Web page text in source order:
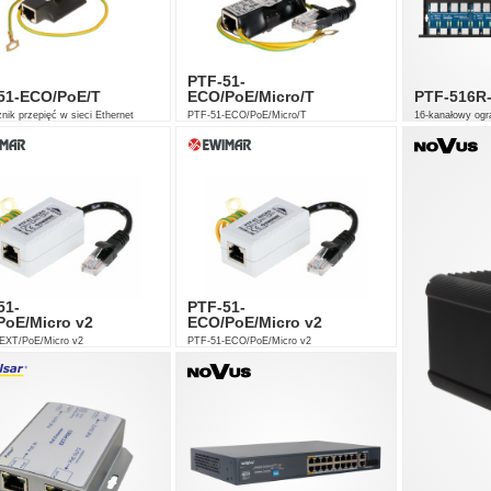
ECO/PoE/T
przepięć w sieci Ethernet
PTF-51-
ECO/PoE/Micro/T
PTF-51-ECO/PoE/Micro/T
PTF-
16-kanałowy
Micro v2
PoE/Micro v2
PTF-51-
ECO/PoE/Micro v2
PTF-51-ECO/PoE/Micro v2